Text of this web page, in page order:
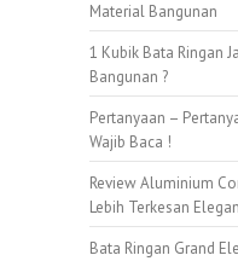
Material Bangunan
1 Kubik Bata Ringan
Bangunan ?
Pertanyaan –
Wajib Baca !
Review Aluminium
Lebih Terkesan
Bata Ringan Grand